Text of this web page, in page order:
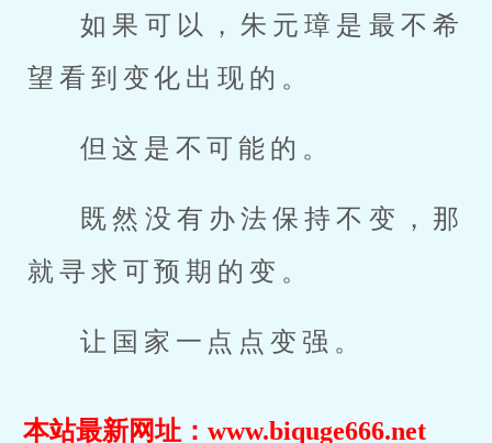
如果可以，朱元璋是最不希
望看到变化出现的。
但这是不可能的。
既然没有办法保持不变，那
就寻求可预期的变。
让国家一点点变强。
本站最新网址：www.biquge666.net